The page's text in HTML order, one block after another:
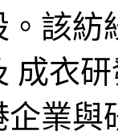
。該紡
成衣
企業與